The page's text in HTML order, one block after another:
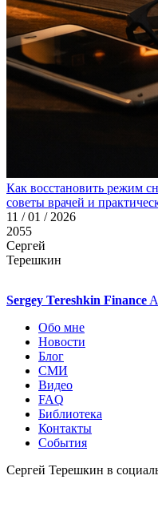
Как восстановить режим
советы врачей и
11 / 01 / 2026
2055
Сергей
Терешкин
Sergey Tereshkin Finance
Обо мне
Новости
Блог
СМИ
Видео
FAQ
Библиотека
Контакты
События
Сергей Терешкин в